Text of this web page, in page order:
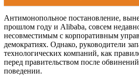
Антимонопольное постановление,
прошлом году и Alibaba, совсем
несовместимым с корпоративным
демократиях. Однако, руководители
технологических компаний, как
перед правительством после
поведении.